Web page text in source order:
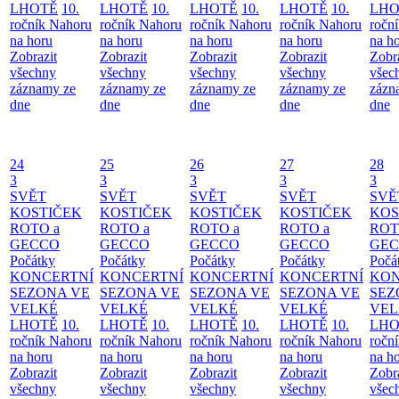
LHOTĚ 10.
ročník Nahoru
na horu
Zobrazit
všechny
záznamy ze
dne
LHOTĚ 10.
ročník Nahoru
na horu
Zobrazit
všechny
záznamy ze
dne
LHOTĚ 10.
ročník Nahoru
na horu
Zobrazit
všechny
záznamy ze
dne
LHOTĚ 10.
ročník Nahoru
na horu
Zobrazit
všechny
záznamy ze
dne
na
dne
24
3
SVĚT
KOSTIČEK
ROTO a
GECCO
Počátky
KONCERTNÍ
SEZONA VE
VELKÉ
LHOTĚ 10.
ročník Nahoru
na horu
Zobrazit
všechny
25
3
SVĚT
KOSTIČEK
ROTO a
GECCO
Počátky
KONCERTNÍ
SEZONA VE
VELKÉ
LHOTĚ 10.
ročník Nahoru
na horu
Zobrazit
všechny
26
3
SVĚT
KOSTIČEK
ROTO a
GECCO
Počátky
KONCERTNÍ
SEZONA VE
VELKÉ
LHOTĚ 10.
ročník Nahoru
na horu
Zobrazit
všechny
27
3
SVĚT
KOSTIČEK
ROTO a
GECCO
Počátky
KONCERTNÍ
SEZONA VE
VELKÉ
LHOTĚ 10.
ročník Nahoru
na horu
Zobrazit
všechny
28
3
na